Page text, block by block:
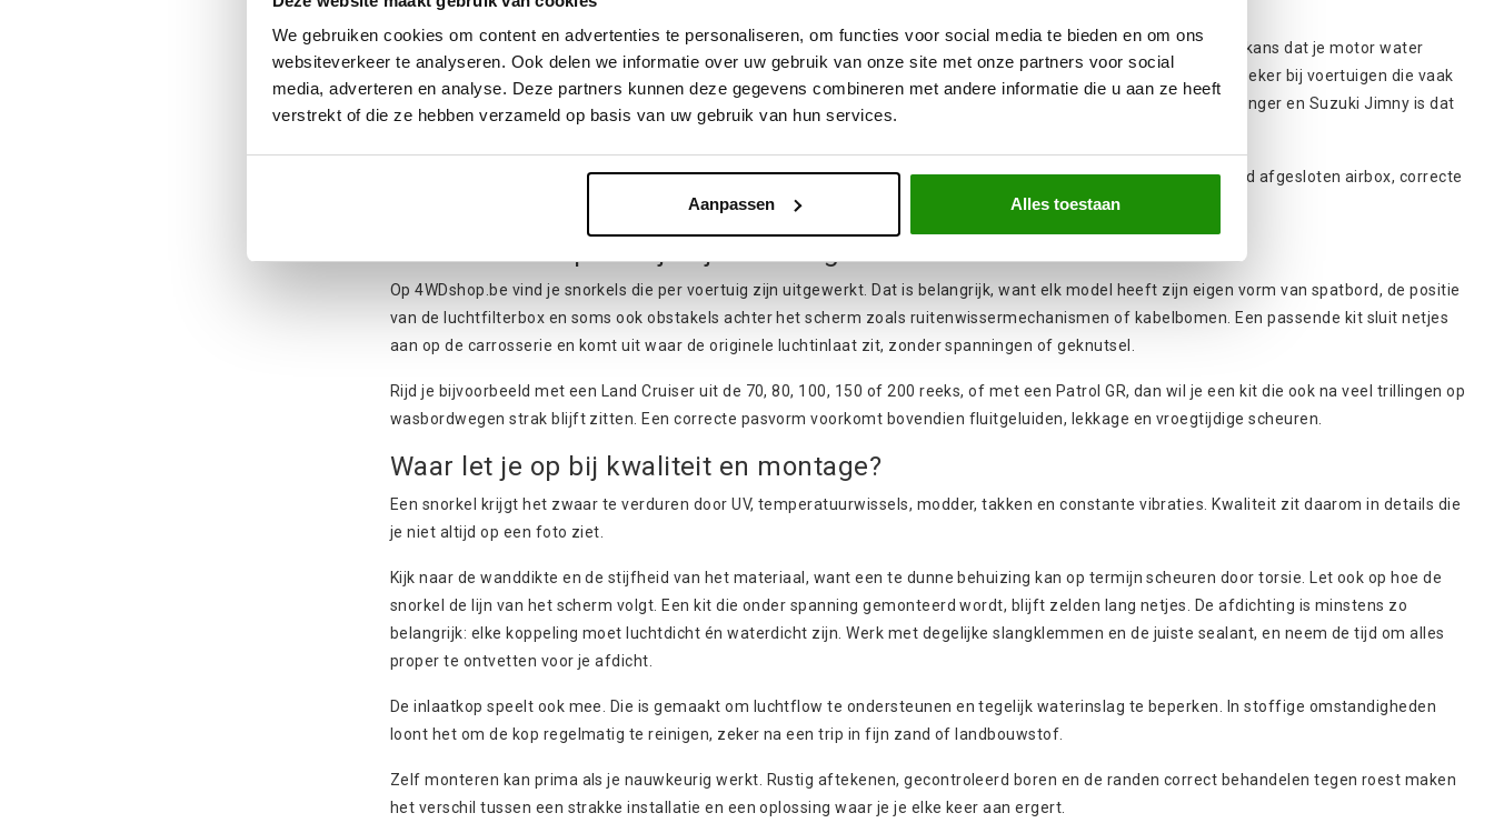
We gebruiken cookies om content en advertenties te personaliseren, om functies voor social media te bieden en om ons
websiteverkeer te analyseren. Ook delen we informatie over uw gebruik van onze site met onze partners voor social
media, adverteren en analyse. Deze partners kunnen deze gegevens combineren met andere informatie die u aan ze heeft
verstrekt of die ze hebben verzameld op basis van uw gebruik van hun services.
Aanpassen Alles toestaan
Waarom monteer je een snorkel op je 4x4?
van je voertuig naar een hoger punt, meestal langs de A stijl. Dat verkleint de kans dat je motor water
aanzuigt tijdens een doorwading, en het helpt ook tegen stofinname bij gravelritten, werfwegen en droge tracks. Zeker bij voertuigen die vaak
offroad worden gebruikt zoals de
Land Cruiser, Ford Ranger en Suzuki Jimny is dat
Een snorkel maakt je wagen niet automatisch waterdicht. Zie het als één onderdeel van een totaalplaatje. Een goed afgesloten airbox, correcte
koppelingen en aandacht voor ontluchtingen vanassen en transmissie blijven minstens even belangrijk.
Op 4WDshop.be vind je snorkels die per voertuig zijn uitgewerkt. Dat is belangrijk, want elk model heeft zijn eigen vorm van spatbord, de positie
van de luchtfilterbox en soms ook obstakels achter het scherm zoals ruitenwissermechanismen of kabelbomen. Een passende kit sluit netjes
aan op de carrosserie en komt uit waar de originele luchtinlaat zit, zonder spanningen of geknutsel.
Rijd je bijvoorbeeld met een Land Cruiser uit de 70, 80, 100, 150 of 200 reeks, of met een Patrol GR, dan wil je een kit die ook na veel trillingen op
wasbordwegen strak blijft zitten. Een correcte pasvorm voorkomt bovendien fluitgeluiden, lekkage en vroegtijdige scheuren.
Waar let je op bij kwaliteit en montage?
Een snorkel krijgt het zwaar te verduren door UV, temperatuurwissels, modder, takken en constante vibraties. Kwaliteit zit daarom in details die
je niet altijd op een foto ziet.
Kijk naar de wanddikte en de stijfheid van het materiaal, want een te dunne behuizing kan op termijn scheuren door torsie. Let ook op hoe de
snorkel de lijn van het scherm volgt. Een kit die onder spanning gemonteerd wordt, blijft zelden lang netjes. De afdichting is minstens zo
belangrijk: elke koppeling moet luchtdicht én waterdicht zijn. Werk met degelijke slangklemmen en de juiste sealant, en neem de tijd om alles
proper te ontvetten voor je afdicht.
De inlaatkop speelt ook mee. Die is gemaakt om luchtflow te ondersteunen en tegelijk waterinslag te beperken. In stoffige omstandigheden
loont het om de kop regelmatig te reinigen, zeker na een trip in fijn zand of landbouwstof.
Zelf monteren kan prima als je nauwkeurig werkt. Rustig aftekenen, gecontroleerd boren en de randen correct behandelen tegen roest maken
het verschil tussen een strakke installatie en een oplossing waar je je elke keer aan ergert.